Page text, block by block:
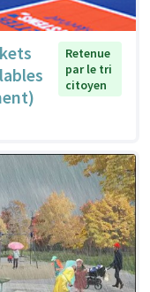
Retenue
par le tri
citoyen